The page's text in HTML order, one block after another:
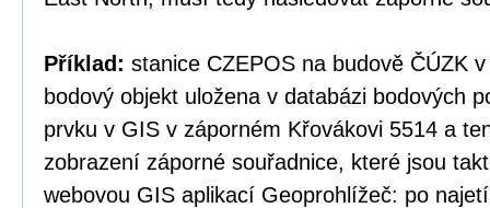
Příklad: stanice CZEPOS na budově ČÚZK
bodový objekt uložena v databázi bodových
prvku v GIS v záporném Křovákovi 5514 a
zobrazení záporné souřadnice, které jsou
webovou GIS aplikací Geoprohlížeč: po